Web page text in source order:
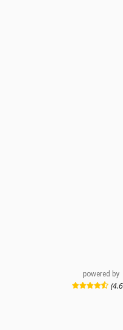
powered by